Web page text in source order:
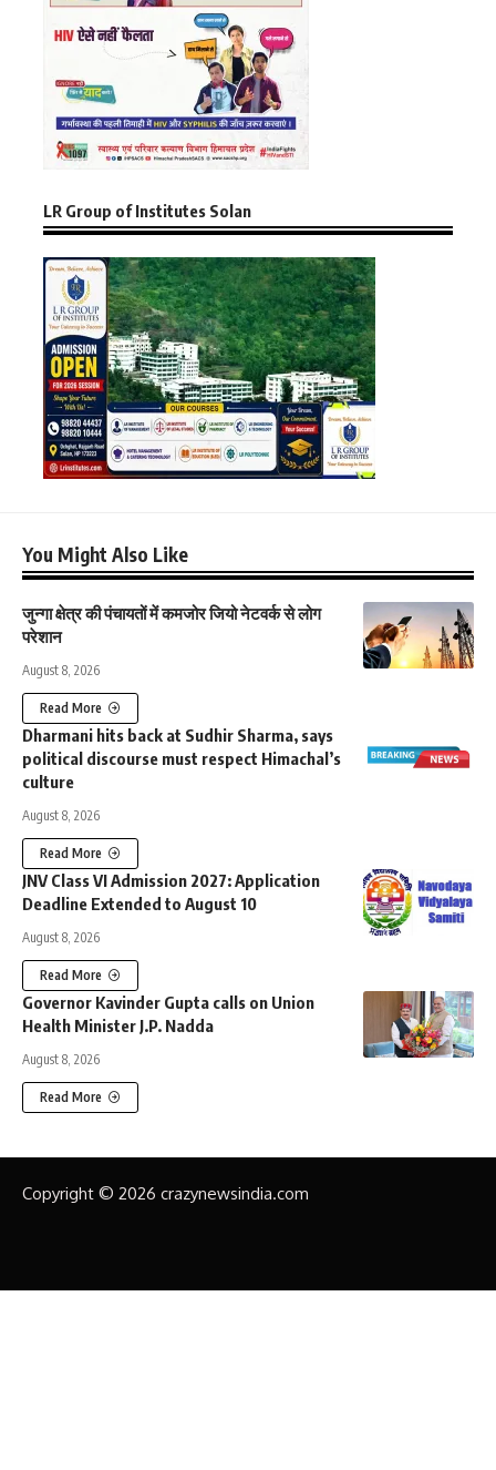
LR Group of Institutes Solan
You Might Also Like
जुन्गा क्षेत्र की पंचायतों में कमजोर जियो नेटवर्क से लोग
परेशान
August 8, 2026
Read More
Dharmani hits back at Sudhir Sharma, says
political discourse must respect Himachal’s
culture
August 8, 2026
Read More
JNV Class VI Admission 2027: Application
Deadline Extended to August 10
August 8, 2026
Read More
Governor Kavinder Gupta calls on Union
Health Minister J.P. Nadda
August 8, 2026
Read More
Copyright © 2026 crazynewsindia.com